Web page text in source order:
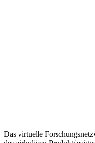
Das virtuelle